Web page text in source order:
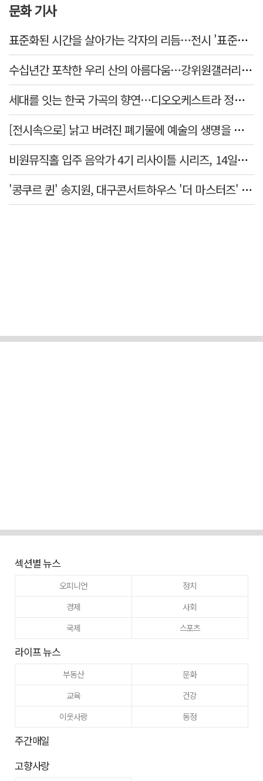
문화 기사
표준화된 시간을 살아가는 각자의 리듬…전시 '표준시차'
수십년간 포착한 우리 산의 아름다움…강위원갤러리 '팔공·지리展' 개최
세대를 잇는 한국 가곡의 향연…디오오케스트라 정기연주회 '노래의 날개 위에'
[전시속으로] 낡고 버려진 폐기물에 예술의 생명을 불어넣다…김결수 개인전
비원뮤직홀 입주 음악가 4기 리사이틀 시리즈, 14일부터 6주간 개최
'콩쿠르 퀸' 송지원, 대구콘서트하우스 '더 마스터즈' 무대 오른다
섹션별 뉴스
오피니언
정치
경제
사회
국제
스포츠
라이프 뉴스
부동산
문화
교육
건강
이웃사랑
동정
주간매일
고향사랑